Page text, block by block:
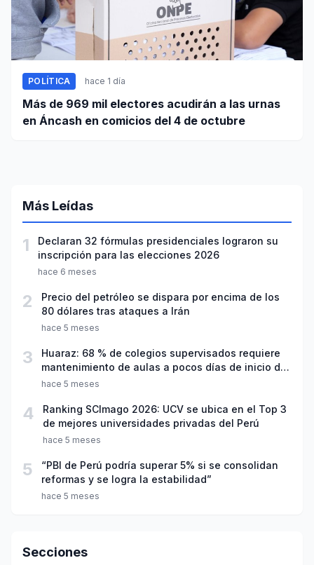
POLÍTICA hace 1 día
Más de 969 mil electores acudirán a las urnas
en Áncash en comicios del 4 de octubre
Más Leídas
1
Declaran 32 fórmulas presidenciales lograron su
inscripción para las elecciones 2026
hace 6 meses
2
Precio del petróleo se dispara por encima de los
80 dólares tras ataques a Irán
hace 5 meses
3
Huaraz: 68 % de colegios supervisados requiere
mantenimiento de aulas a pocos días de inicio del
año escolar 2026
hace 5 meses
4
Ranking SCImago 2026: UCV se ubica en el Top 3
de mejores universidades privadas del Perú
hace 5 meses
5
“PBI de Perú podría superar 5% si se consolidan
reformas y se logra la estabilidad”
hace 5 meses
Secciones